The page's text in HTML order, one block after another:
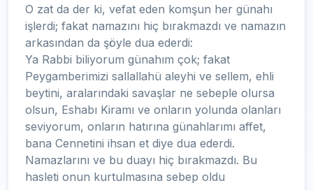
O zat da der ki, vefat eden komşun her günahı
işlerdi; fakat namazını hiç bırakmazdı ve namazın
arkasından da şöyle dua ederdi:
Ya Rabbi biliyorum günahım çok; fakat
Peygamberimizi sallallahü aleyhi ve sellem, ehli
beytini, aralarındaki savaşlar ne sebeple olursa
olsun, Eshabı Kiramı ve onların yolunda olanları
seviyorum, onların hatırına günahlarımı affet,
bana Cennetini ihsan et diye dua ederdi.
Namazlarını ve bu duayı hiç bırakmazdı. Bu
hasleti onun kurtulmasına sebep oldu